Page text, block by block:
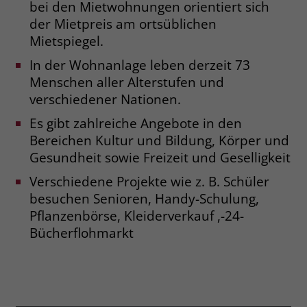
bei den Mietwohnungen orientiert sich
der Mietpreis am ortsüblichen
Mietspiegel.
In der Wohnanlage leben derzeit 73
Menschen aller Alterstufen und
verschiedener Nationen.
Es gibt zahlreiche Angebote in den
Bereichen Kultur und Bildung, Körper und
Gesundheit sowie Freizeit und Geselligkeit
Verschiedene Projekte wie z. B. Schüler
besuchen Senioren, Handy-Schulung,
Pflanzenbörse, Kleiderverkauf ,-24-
Bücherflohmarkt
zeigen. Das _fbp-Cookie sammelt keine
persönlich identifizierbaren
Informationen und wird von Facebook
nur platziert, um Daten an das
Unternehmen zurückzusenden.